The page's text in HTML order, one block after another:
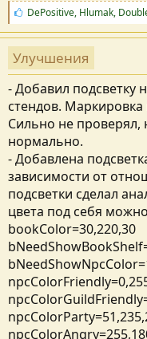
С
и
м
п
а
т
и
и
:
DePositive, Hlumak,
Улучшения
- Добавил подсветку
стендов.
Сильно не проверял,
нормально.
- Добавлена
зависимости от
подсветки сделал
цвета под себя
bookColor=30,220,30